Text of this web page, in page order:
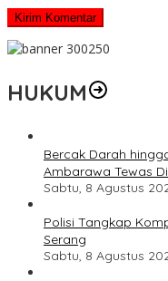
HUKUM
Bercak Darah
Ambarawa Tewas
Sabtu, 8 Agustus
Polisi Tangkap
Serang
Sabtu, 8 Agustus